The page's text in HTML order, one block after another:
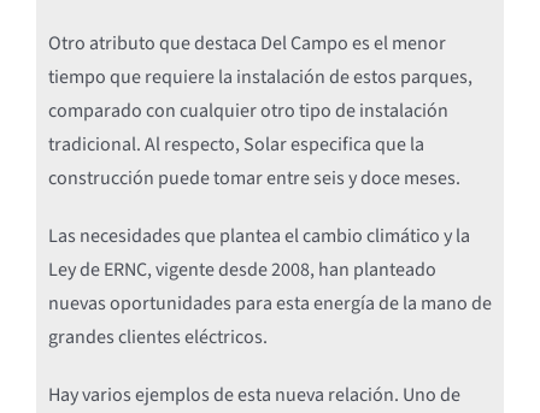
Otro atributo que destaca Del Campo es el menor
tiempo que requiere la instalación de estos parques,
comparado con cualquier otro tipo de instalación
tradicional. Al respecto, Solar especifica que la
construcción puede tomar entre seis y doce meses.
Las necesidades que plantea el cambio climático y la
Ley de ERNC, vigente desde 2008, han planteado
nuevas oportunidades para esta energía de la mano de
grandes clientes eléctricos.
Hay varios ejemplos de esta nueva relación. Uno de